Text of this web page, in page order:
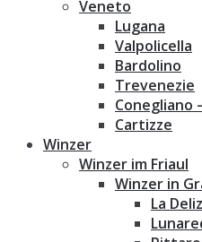
Veneto
Lugana
Valpolicella
Bardolino
Trevenezie
Conegliano
Cartizze
Winzer
Winzer im Friaul
Winzer in
La